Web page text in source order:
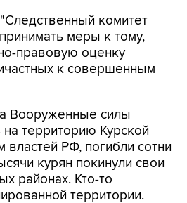
комитет
меры к тому,
правовую оценку
к совершенным
Вооруженные силы
территорию Курской
РФ, погибли сотни
курян покинули свои
районах. Кто-то
территории.